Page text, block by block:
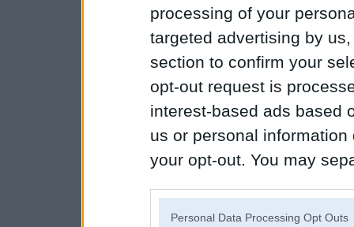
processing of your
targeted advertising by
section to confirm your
opt-out request is
interest-based ads based
us or personal
your opt-out. You may
Personal Data Processing Opt Outs